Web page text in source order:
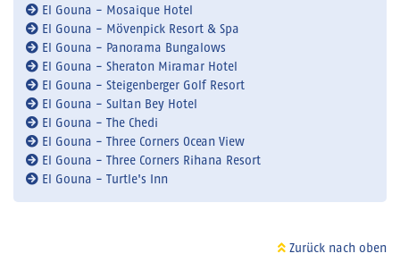
El Gouna - Mosaique Hotel
El Gouna - Mövenpick Resort & Spa
El Gouna - Panorama Bungalows
El Gouna - Sheraton Miramar Hotel
El Gouna - Steigenberger Golf Resort
El Gouna - Sultan Bey Hotel
El Gouna - The Chedi
El Gouna - Three Corners Ocean View
El Gouna - Three Corners Rihana Resort
El Gouna - Turtle's Inn
Zurück nach oben